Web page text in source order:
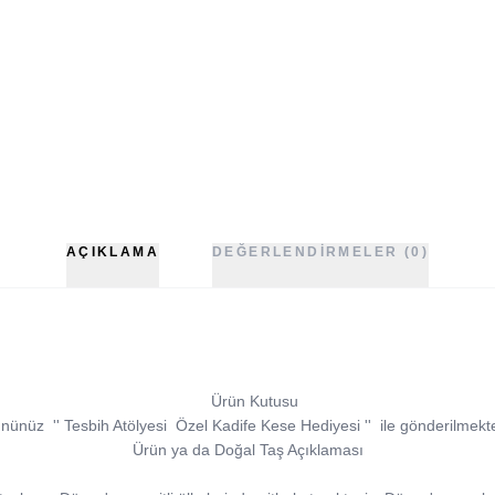
AÇIKLAMA DEĞERLENDIRMELER (0)
Ürün Kutusu
'' Tesbih AtölyesiÖzel Kadife Kese Hediyesi ''
ile
Ürün ya da Doğal Taş Açıklaması